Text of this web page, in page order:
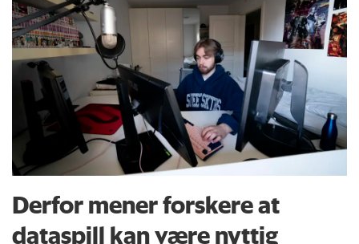
Derfor mener forskere at
dataspill kan være nyttig